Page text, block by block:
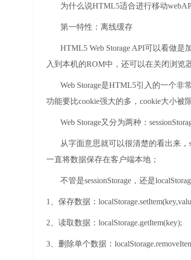
为什么说HTML5适合进行移动
第一特性：离线缓存
HTML5 Web Storage API可以看做是
入到本机的ROM中，还可以在关闭浏览
Web Storage是HTML5引入的一个非
功能要比cookie强大的多，cookie大小被
Web Storage又分为两种：
从字面意思就可以很清楚的看出来，
一直将数据保存在客户端本地；
不管是sessionStorage，还是
1、保存数据：
2、读取数据：localStorage.getItem(key);
3、删除单个数据：